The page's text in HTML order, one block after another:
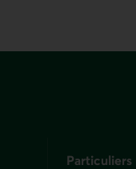
Particuliers